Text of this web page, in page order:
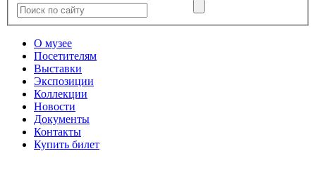
О музее
Посетителям
Выставки
Экспозиции
Коллекции
Новости
Документы
Контакты
Купить билет